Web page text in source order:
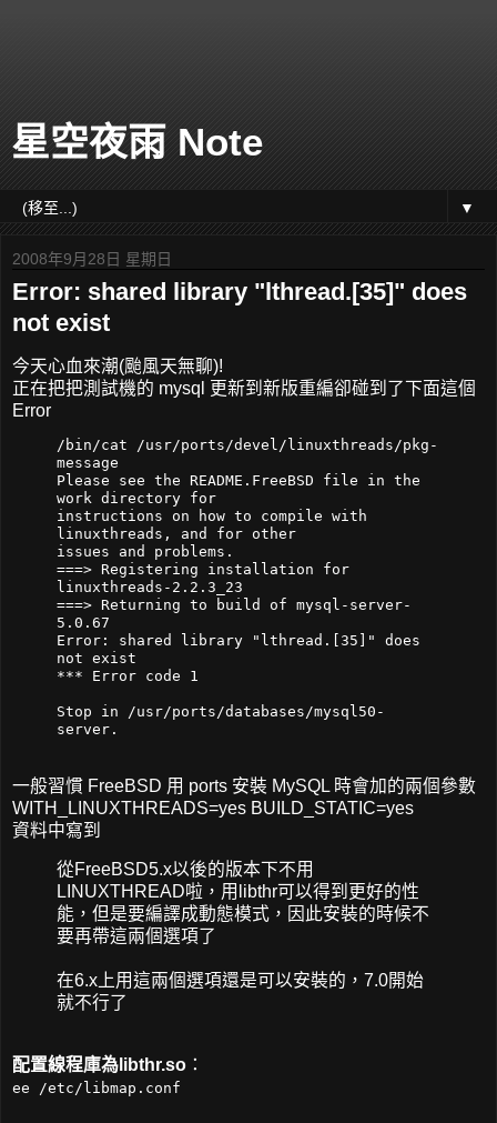
星空夜雨 Note
▼
2008年9月28日 星期日
Error: shared library "lthread.[35]" does
not exist
今天心血來潮(颱風天無聊)!
正在把把測試機的 mysql 更新到新版重編卻碰到了下面這個
Error
/bin/cat /usr/ports/devel/linuxthreads/pkg-
message
Please see the README.FreeBSD file in the
work directory for
instructions on how to compile with
linuxthreads, and for other
issues and problems.
===> Registering installation for
linuxthreads-2.2.3_23
===> Returning to build of mysql-server-
5.0.67
Error: shared library "lthread.[35]" does
not exist
*** Error code 1
Stop in /usr/ports/databases/mysql50-
server.
一般習慣 FreeBSD 用 ports 安裝 MySQL 時會加的兩個參數
WITH_LINUXTHREADS=yes BUILD_STATIC=yes
資料中寫到
從FreeBSD5.x以後的版本下不用
LINUXTHREAD啦，用libthr可以得到更好的性
能，但是要編譯成動態模式，因此安裝的時候不
要再帶這兩個選項了
在6.x上用這兩個選項還是可以安裝的，7.0開始
就不行了
配置線程庫為libthr.so ：
ee /etc/libmap.conf